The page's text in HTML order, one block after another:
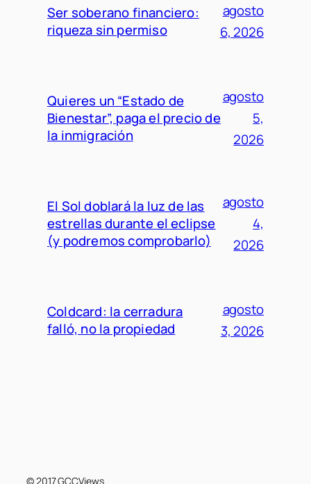
Ser soberano financiero:
riqueza sin permiso
agosto
6, 2026
Quieres un “Estado de
Bienestar”, paga el precio de
la inmigración
agosto
5,
2026
El Sol doblará la luz de las
estrellas durante el eclipse
(y podremos comprobarlo)
agosto
4,
2026
Coldcard: la cerradura
falló, no la propiedad
agosto
3, 2026
© 2017 GCCViews